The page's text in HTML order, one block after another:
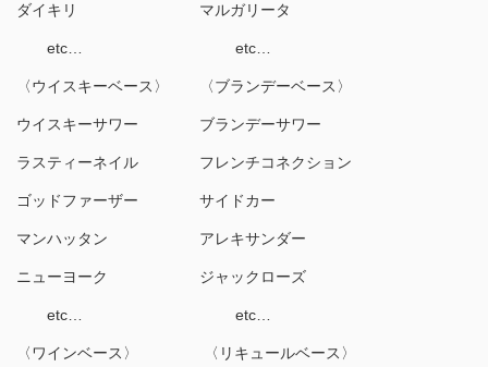
ダイキリ マルガリータ
etc… etc…
〈ウイスキーベース〉 〈ブランデーベース〉
ウイスキーサワー ブランデーサワー
ラスティーネイル フレンチコネクション
ゴッドファーザー サイドカー
マンハッタン アレキサンダー
ニューヨーク ジャックローズ
etc… etc…
〈ワインベース〉 〈リキュールベース〉